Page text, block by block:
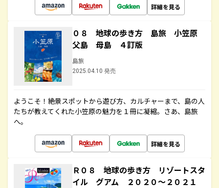
詳細を見る
０８ 地球の歩き方 島旅 小笠原
父島 母島 ４訂版
島旅
2025.04.10 発売
ようこそ！絶景スポットから遊び方、カルチャーまで、島の人
たちが教えてくれた小笠原の魅力を１冊に凝縮。さあ、島旅
へ。
詳細を見る
Ｒ０８ 地球の歩き方 リゾートスタ
イル グアム ２０２０～２０２１